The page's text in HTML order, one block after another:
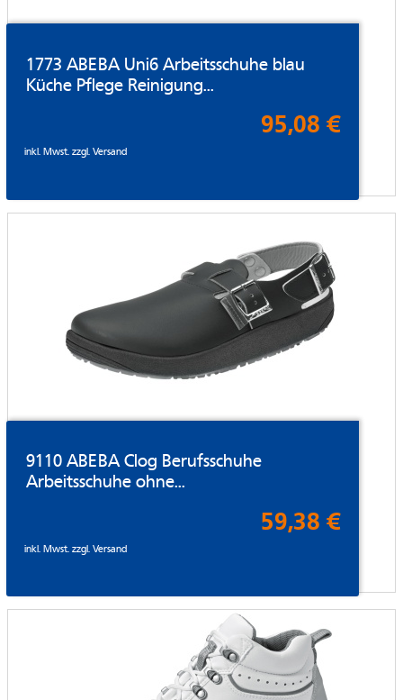
1773 ABEBA Uni6 Arbeitsschuhe blau
Küche Pflege Reinigung...
95,08 €
inkl. Mwst. zzgl.Versand
9110 ABEBA Clog Berufsschuhe
Arbeitsschuhe ohne...
59,38 €
inkl. Mwst. zzgl.Versand